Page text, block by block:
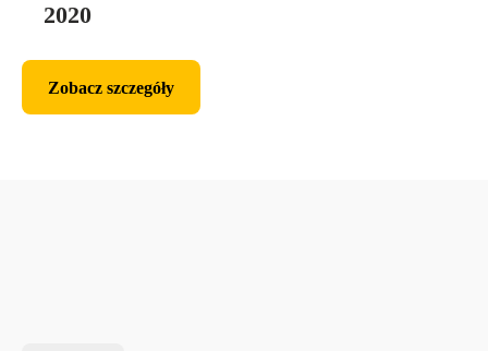
2020
Zobacz szczegóły
Zobacz szczegóły